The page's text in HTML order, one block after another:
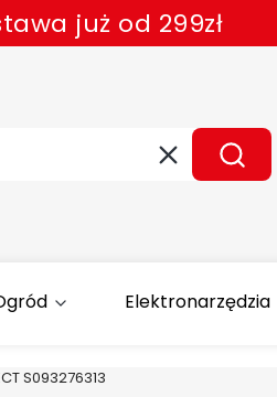
już od 299zł
Wyczyść Szukaj
Elektronarzędzia
S093276313